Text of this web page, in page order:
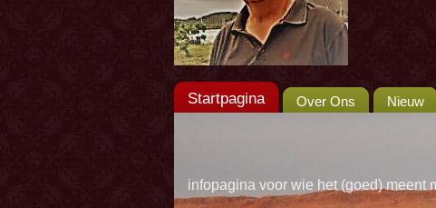
Startpagina Over Ons Nieuw
infopagina voor wie het (goed) meent